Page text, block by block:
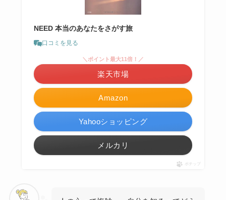
NEED 本当のあなたをさがす旅
口コミを見る
Amazon
＼ポイント最大11倍！／
楽天市場
Yahooショッピング
メルカリ
ポチップ